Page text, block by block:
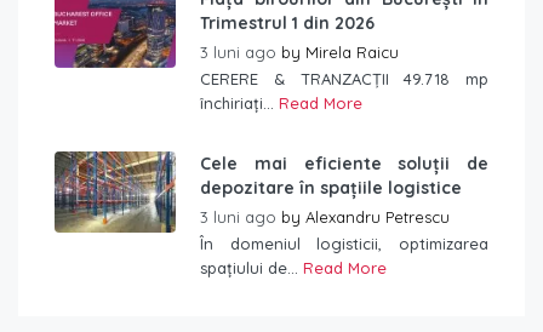
Trimestrul 1 din 2026
3 luni ago by Mirela Raicu
CERERE & TRANZACȚII 49.718 mp
închiriați... Read More
Cele mai eficiente soluții de
depozitare în spațiile logistice
3 luni ago by Alexandru Petrescu
În domeniul logisticii, optimizarea
spațiului de... Read More